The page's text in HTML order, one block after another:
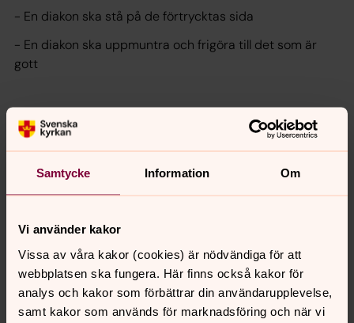
Samtycke Information Om
Vi använder kakor
Vissa av våra kakor (cookies) är nödvändiga för att
webbplatsen ska fungera. Här finns också kakor för
analys och kakor som förbättrar din användarupplevelse,
samt kakor som används för marknadsföring och när vi
- En diakon ska stå på de förtrycktas sida
- En diakon ska uppmuntra och frigöra till det som är
gott
Kontaktuppgifter
Christina Dongas
christina.dongas@svenskakyrkan.se
Diakonemblemet